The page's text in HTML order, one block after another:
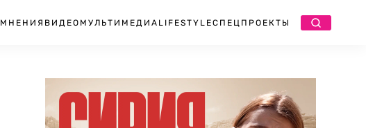
МНЕНИЯ ВИДЕО МУЛЬТИМЕДИА LIFESTYLEСПЕЦПРОЕКТЫ